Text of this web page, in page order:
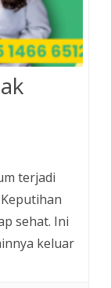
terjadi
sehat. Ini
keluar